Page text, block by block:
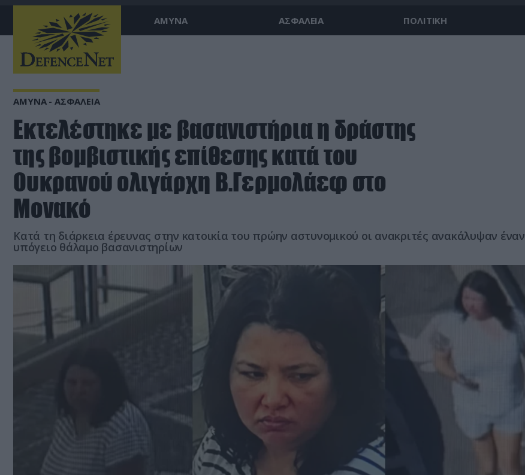
ΑΜΥΝΑ ΑΣΦΑΛΕΙΑ ΠΟΛΙΤΙΚΗ
ΑΜΥΝΑ - ΑΣΦΑΛΕΙΑ
Εκτελέστηκε με βασανιστήρια η δράστης
της βομβιστικής επίθεσης κατά του
Ουκρανού ολιγάρχη Β.Γερμολάεφ στο
Μονακό
Κατά τη διάρκεια έρευνας στην κατοικία του πρώην αστυνομικού οι ανακριτές ανακάλυψαν έναν
υπόγειο θάλαμο βασανιστηρίων